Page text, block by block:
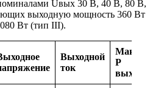
Uвых 30 В, 40 В, 80 В,
выходную мощность 360 Вт
Вт (тип III).
Выходной
ток
Макс.
P
вых.